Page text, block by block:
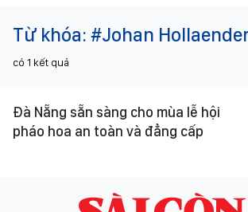
Từ khóa: #Johan
có 1 kết quả
Đà Nẵng sẵn sàng cho mùa lễ hội
pháo hoa an toàn và đẳng cấp